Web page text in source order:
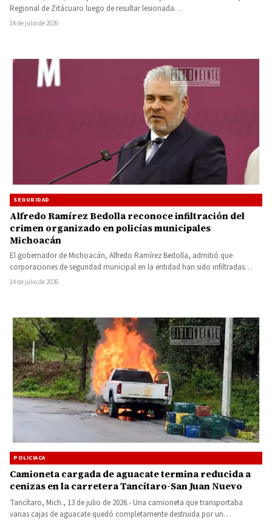
Regional de Zitácuaro luego de resultar lesionada…
14 de julio de 2026
SEGURIDAD
Alfredo Ramírez Bedolla reconoce infiltración del
crimen organizado en policías municipales
Michoacán
El gobernador de Michoacán, Alfredo Ramírez Bedolla, admitió que
corporaciones de seguridad municipal en la entidad han sido infiltradas
por…
14 de julio de 2026
POLICIACA
Camioneta cargada de aguacate termina reducida a
cenizas en la carretera Tancítaro-San Juan Nuevo
Tancítaro, Mich., 13 de julio de 2026.- Una camioneta que transportaba
varias cajas de aguacate quedó completamente destruida por un…